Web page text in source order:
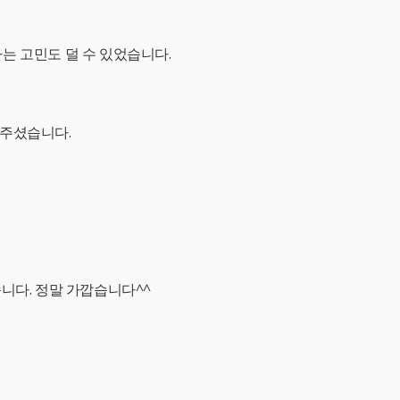
고민도 덜 수 있었습니다.
셨습니다.
다. 정말 가깝습니다^^